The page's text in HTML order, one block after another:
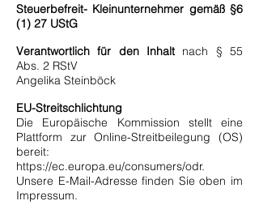
Steuerbefreit- Kleinunternehmer gemäß §6
(1) 27 UStG
Verantwortlich für den Inhaltnach § 55
Abs. 2 RStV
Angelika Steinböck
EU-Streitschlichtung
Die Europäische Kommission stellt eine
Plattform zur Online-Streitbeilegung (OS)
bereit:
https://ec.europa.eu/consumers/odr.
Unsere E-Mail-Adresse finden Sie oben im
Impressum.